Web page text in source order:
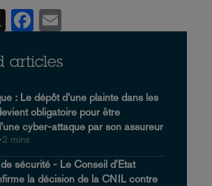
Facebook
articles
: Le dépôt d’une plainte dans les
obligatoire pour être
cyber-attaque par son assureur
•2 mins
sécurité - Le Conseil d'Etat
la décision de la CNIL contre